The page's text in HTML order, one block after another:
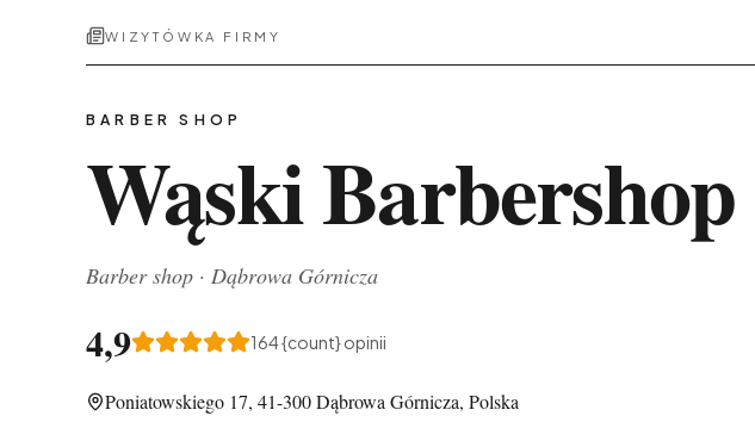
WIZYTÓWKA FIRMY
BARBER SHOP
Wąski Barbershop
Barber shop · Dąbrowa Górnicza
4,9 164{count} opinii
Poniatowskiego 17, 41-300 Dąbrowa Górnicza, Polska